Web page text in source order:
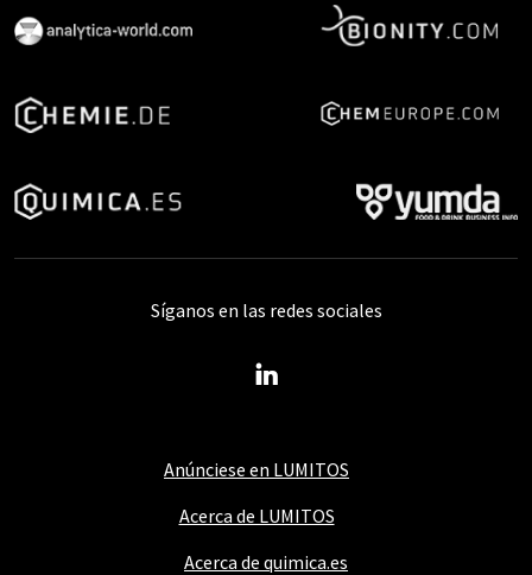
Anúnciese en LUMITOS
Acerca de LUMITOS
Acerca de quimica.es
Síganos en las redes sociales